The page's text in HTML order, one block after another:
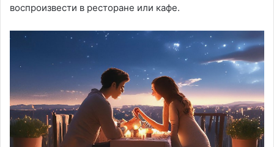
воспроизвести в ресторане или кафе.